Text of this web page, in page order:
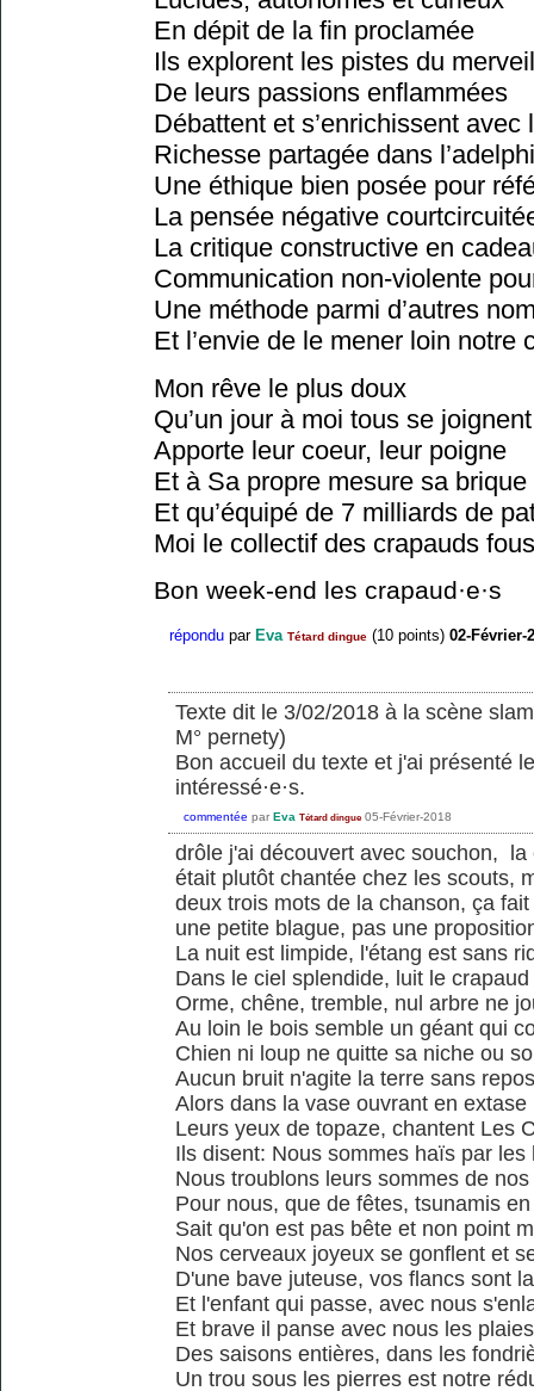
En dépit de la fin proclamée
Ils explorent les pistes du
De leurs passions enflammées
Débattent et s’enrichissent avec
Richesse partagée dans
Une éthique bien posée pour
La pensée négative
La critique constructive en
Communication non-violente
Une méthode parmi d’autres
Et l’envie de le mener loin notre
Mon rêve le plus doux
Qu’un jour à moi tous se joignent
Apporte leur coeur, leur poigne
Et à Sa propre mesure sa
Et qu’équipé de 7 milliards de
Moi le collectif des crapauds fous
Bon week-end les crapaud·e·s
répondu par Eva Tétard dingue (10 points) 02-Février-
Texte dit le 3/02/2018 à la scène
M° pernety)
Bon accueil du texte et j'ai présenté
intéressé·e·s.
commentée par Eva Tétard dingue 05-Février-2018
drôle j'ai découvert avec souchon,
était plutôt chantée chez les scouts,
deux trois mots de la chanson, ça
une petite blague, pas une
La nuit est limpide, l'étang est sans
Dans le ciel splendide, luit le crapaud
Orme, chêne, tremble, nul arbre ne
Au loin le bois semble un géant qui
Chien ni loup ne quitte sa niche ou
Aucun bruit n'agite la terre sans repos
Alors dans la vase ouvrant en extase
Leurs yeux de topaze, chantent Les
Ils disent: Nous sommes haïs par les
Nous troublons leurs sommes de
Pour nous, que de fêtes, tsunamis
Sait qu'on est pas bête et non point
Nos cerveaux joyeux se gonflent et
D'une bave juteuse, vos flancs sont
Et l'enfant qui passe, avec nous
Et brave il panse avec nous les plaies
Des saisons entières, dans les
Un trou sous les pierres est notre